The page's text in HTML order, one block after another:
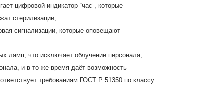
цифровой индикатор “час”, которые
стерилизации;
сигнализации, которые оповещают
ламп, что исключает облучение персонала;
и в то же время даёт возможность
требованиям ГОСТ Р 51350 по классу